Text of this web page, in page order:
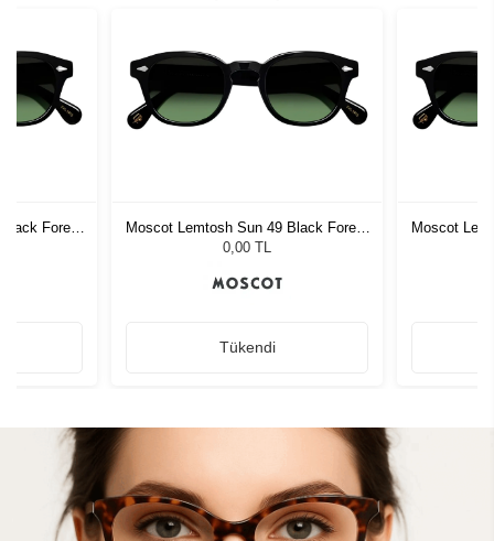
Forest
Moscot Lemtosh Sun 49 Black Forest
Wood
0,00 TL
Tükendi
Moscot